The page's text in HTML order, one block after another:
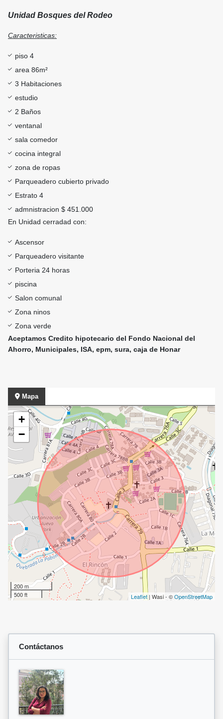
Unidad Bosques del Rodeo
Caracteristicas:
piso 4
area 86m²
3 Habitaciones
estudio
2 Baños
ventanal
sala comedor
cocina integral
zona de ropas
Parqueadero cubierto privado
Estrato 4
admnistracion $ 451.000
En Unidad cerradad con:
Ascensor
Parqueadero visitante
Porteria 24 horas
piscina
Salon comunal
Zona ninos
Zona verde
Aceptamos Credito hipotecario del Fondo Nacional del
Ahorro, Municipales, ISA, epm, sura, caja de Honar
Mapa
+
−
200 m
500 ft
Leaflet| Wasi - ©OpenStreetMap
Contáctanos